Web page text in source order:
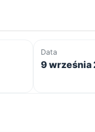
Data
9 września